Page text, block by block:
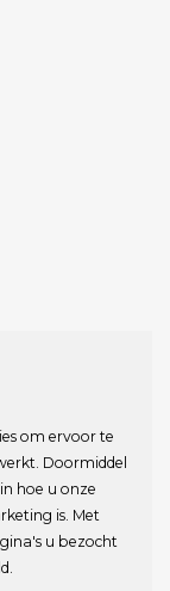
Golfspelende
om ervoor te
Doormiddel
hoe u onze
is. Met
u bezocht